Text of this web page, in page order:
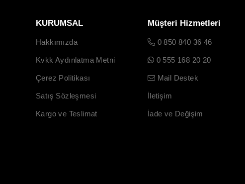
KURUMSAL
Hakkımızda
Kvkk Aydınlatma Metni
Çerez Politikası
Satış Sözleşmesi
Kargo ve Teslimat
Müşteri Hizmetleri
0 850 840 36 46
0 555 168 20 20
Mail Destek
İletişim
İade ve Değişim